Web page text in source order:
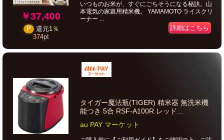
￥37,400
P 還元1％
374pt
いつものお米が、すぐにごちそうになる秘訣。山
本電気の家庭用精米機。 YAMAMOTO ライスクリ
ーナー ...
詳細はこちら
タイガー魔法瓶(TIGER) 精米器 無洗米機
能つき 5合 RSF-A100R レッド...
au PAY マーケット